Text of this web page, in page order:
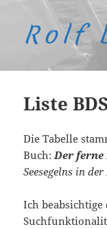
Rolf
Liste
Die Tabelle
Buch:Der
Seesegelns in der
Ich beabsichtige